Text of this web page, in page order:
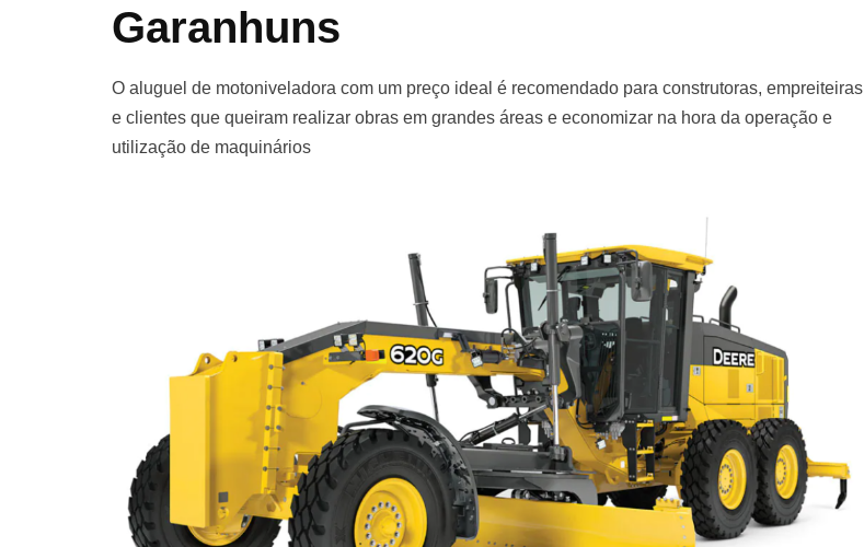
Garanhuns
O aluguel de motoniveladora com um preço ideal é recomendado para construtoras, empreiteiras
e clientes que queiram realizar obras em grandes áreas e economizar na hora da operação e
utilização de maquinários